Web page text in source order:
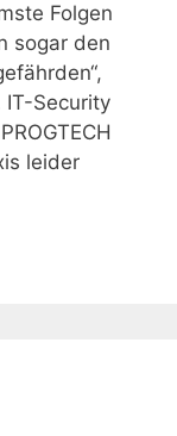
Folgen
sogar den
IT-Security
leider